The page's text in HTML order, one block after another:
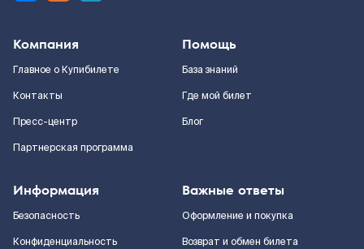
Компания
Главное о Купибилете
Контакты
Пресс-центр
Партнерская программа
Помощь
База знаний
Где мой билет
Блог
Информация
Безопасность
Конфиденциальность
Важные ответы
Оформление и покупка
Возврат и обмен билета